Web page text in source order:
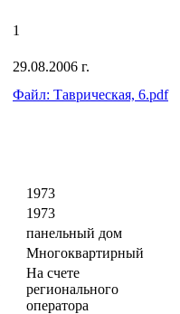
1
29.08.2006 г.
Файл: Таврическая, 6.pdf
1973
1973
панельный дом
Многоквартирный
На счете
регионального
оператора